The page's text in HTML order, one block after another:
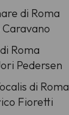
di Roma
Roma
Pedersen
di Roma
Fioretti